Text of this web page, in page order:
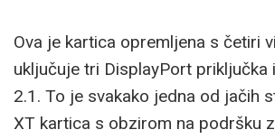
Ova je kartica opremljena s četiri
uključuje tri DisplayPort priključka
2.1. To je svakako jedna od jačih
XT kartica s obzirom na podršku